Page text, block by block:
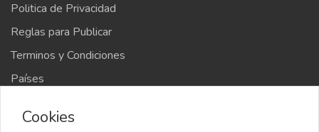
Politica de Privacidad
Reglas para Publicar
Terminos y Condiciones
Países
Cookies